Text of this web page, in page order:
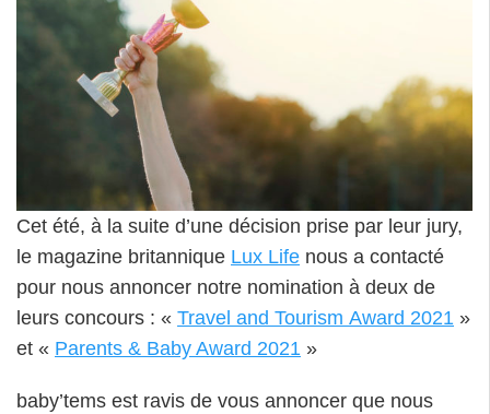
Cet été, à la suite d’une décision prise par leur jury,
le magazine britannique Lux Life nous a contacté
pour nous annoncer notre nomination à deux de
leurs concours : « Travel and Tourism Award 2021 »
et « Parents & Baby Award 2021 »
baby’tems est ravis de vous annoncer que nous